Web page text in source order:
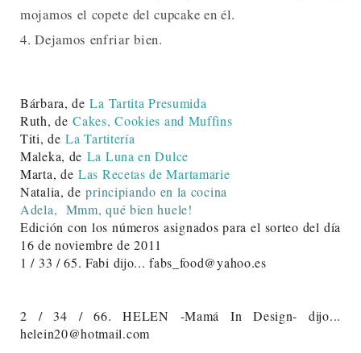
mojamos el copete del cupcake en él.
4. Dejamos enfriar bien.
Bárbara, deLa Tartita Presumida
Ruth, deCakes, Cookies and Muffins
Titi, deLa Tartitería
Maleka, de La Luna en Dulce
Marta, de Las Recetas de Martamarie
Natalia, de principiando en la cocina
Adela, Mmm, qué bien huele!
Edición con los números asignados para el sorteo del día
16 de noviembre de 2011
1 / 33 / 65. Fabi dijo... fabs_food@yahoo.es
2 / 34 / 66. HELEN -Mamá In Design- dijo...
helein20@hotmail.com